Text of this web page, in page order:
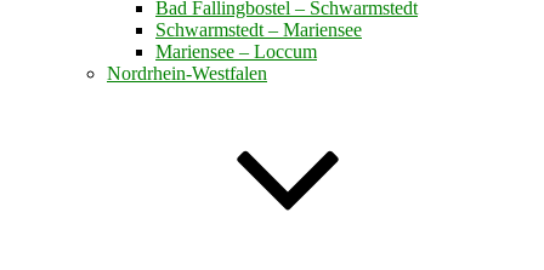
Bad Fallingbostel – Schwarmstedt
Schwarmstedt – Mariensee
Mariensee – Loccum
Nordrhein-Westfalen